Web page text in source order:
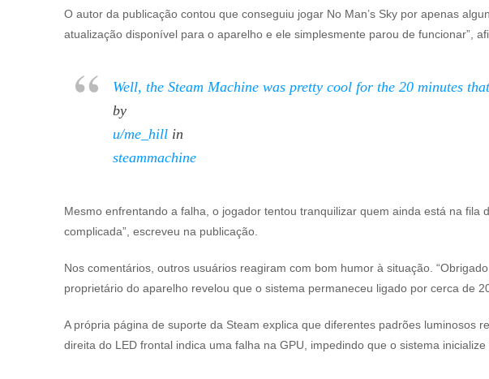
O autor da publicação contou que conseguiu jogar No Man’s Sky por apenas
atualização disponível para o aparelho e ele simplesmente parou de funcionar”,
Well, the Steam Machine was pretty cool for the 20 minutes
by
u/me_hill in
steammachine
Mesmo enfrentando a falha, o jogador tentou tranquilizar quem ainda está na
complicada”, escreveu na publicação.
Nos comentários, outros usuários reagiram com bom humor à situação.
proprietário do aparelho revelou que o sistema permaneceu ligado por cerca de
A própria página de suporte da Steam explica que diferentes padrões luminosos
direita do LED frontal indica uma falha na GPU, impedindo que o sistema inicialize